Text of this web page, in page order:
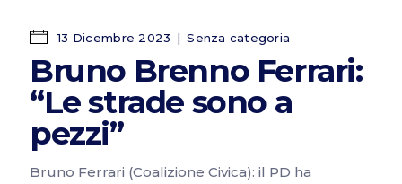
13 Dicembre 2023 Senza categoria
Bruno Brenno Ferrari:
“Le strade sono a
pezzi”
Bruno Ferrari (Coalizione Civica): il PD ha